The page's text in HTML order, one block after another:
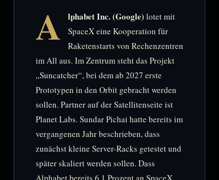
A lphabet Inc. (Google) lotet mit
SpaceX eine Kooperation für
Raketenstarts von Rechenzentren
im All aus. Im Zentrum steht das Projekt
„Suncatcher“, bei dem ab 2027 erste
Prototypen in den Orbit gebracht werden
sollen. Partner auf der Satellitenseite ist
Planet Labs. Sundar Pichai hatte bereits im
vergangenen Jahr beschrieben, dass
zunächst kleine Server-Racks getestet und
später skaliert werden sollen. Dass